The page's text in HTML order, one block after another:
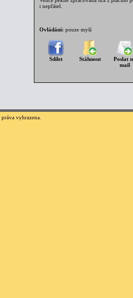
i nepřátel.
Ovládání: pouze myší
Sdílet Stáhnout
Poslat
mail
vyhrazena.